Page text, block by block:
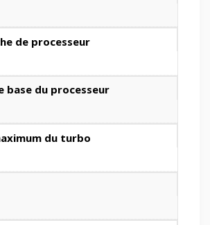
de processeur
base du processeur
du turbo